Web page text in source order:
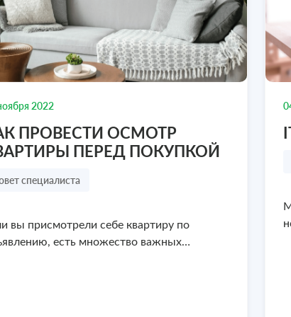
3 300 000₽
8 978 636-77-47
1 600
Посмотреть объект 8 978 636-
2022
ПРОВЕСТИ ОСМОТР
ПЕРЕД ПОКУПКОЙ
специалиста
вы присмотрели себе квартиру по
есть множество важных…